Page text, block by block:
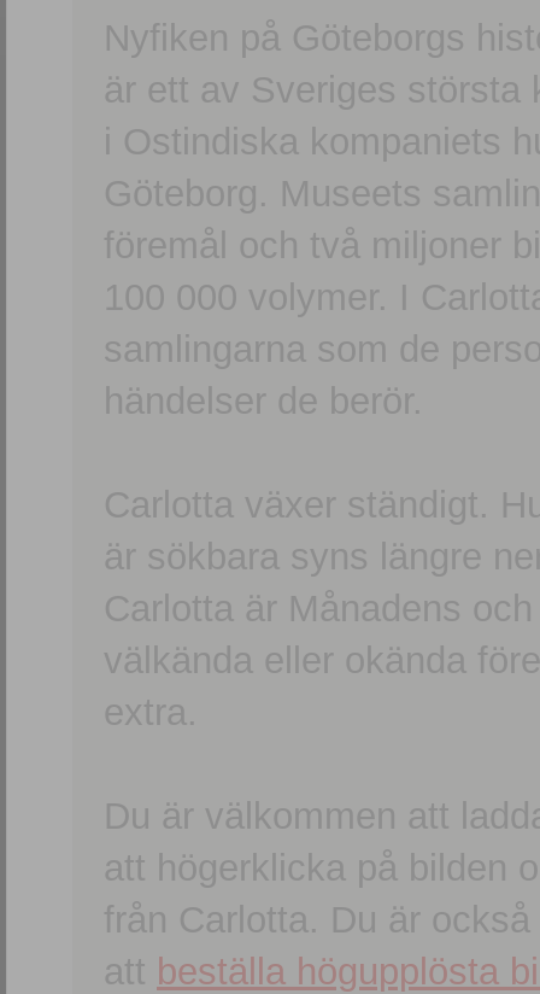
Nyfiken på Göteborgs
är ett av Sveriges största
i Ostindiska kompaniets
Göteborg. Museets
föremål och två miljoner
100 000 volymer. I
samlingarna som de
händelser de berör.
Carlotta växer ständigt.
är sökbara syns längre
Carlotta är Månadens
välkända eller okända
extra.
Du är välkommen att
att högerklicka på bilden
från Carlotta. Du är
att beställa högupplösta